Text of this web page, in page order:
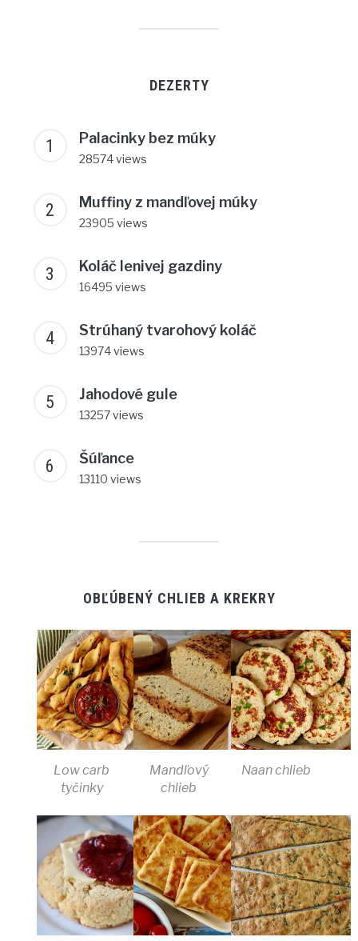
DEZERTY
Palacinky bez múky
28574 views
Muffiny z mandľovej múky
23905 views
Koláč lenivej gazdiny
16495 views
Strúhaný tvarohový koláč
13974 views
Jahodové gule
13257 views
Šúľance
13110 views
OBĽÚBENÝ CHLIEB A KREKRY
Low carb
tyčinky
Mandľový
chlieb
Naan chlieb